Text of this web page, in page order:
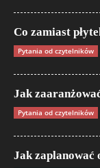
Co zamiast
Pytania od czytelników
Jak
Pytania od czytelników
Jak zaplanować